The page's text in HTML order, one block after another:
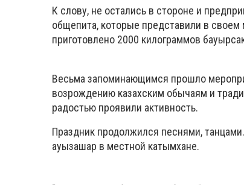
К слову, не остались в стороне и
общепита, которые представили в
приготовлено 2000 килограммов
Весьма запоминающимся прошло
возрождению казахским обычаям и
радостью проявили активность.
Праздник продолжился песнями,
ауызашар в местной катымхане.